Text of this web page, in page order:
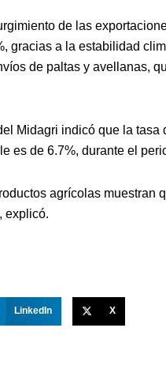
de las
gracias a la estabilidad
de paltas y avellanas,
Midagri indicó que la
es de 6.7%, durante el
agrícolas
explicó.
LinkedIn X